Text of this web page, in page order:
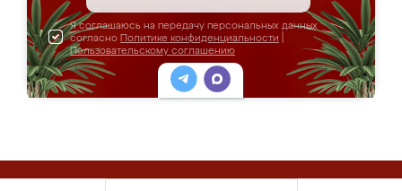
Я соглашаюсь на передачу персональных данных
согласно Политике конфиденциальности
Пользовательскому соглашению